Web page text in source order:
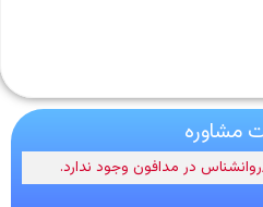
مشاوره
در مدافون وجود ندارد.